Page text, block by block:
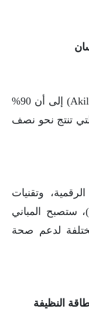
يشير فرانسوا أمان من شركة أكيلا (Akila) إلى أن 90%
تنتج نحو نصف
وتقنيات
الجيلين الخامس والسادس (5G و6G)، ستصبح المباني
لدعم صحة
النظيفة